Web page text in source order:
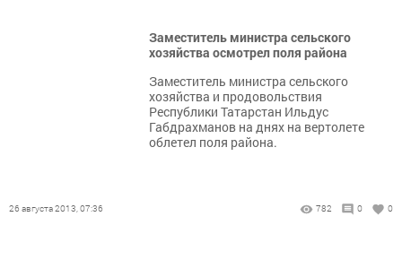
Заместитель министра сельского
хозяйства осмотрел поля района
Заместитель министра сельского
хозяйства и продовольствия
Республики Татарстан Ильдус
Габдрахманов на днях на вертолете
облетел поля района.
26 августа 2013, 07:36 782 0 0